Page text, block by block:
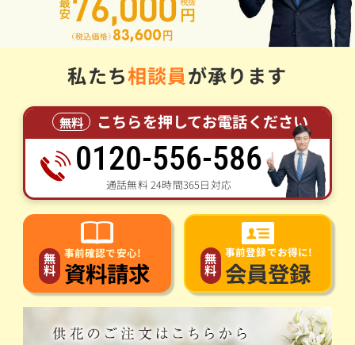
私たち相談員が承ります
無料 こちらを押してお電話ください
0120-556-586
通話無料 24時間365日対応
無
料
事前確認で安心!
資料請求 無
料
事前登録でお得に!
会員登録